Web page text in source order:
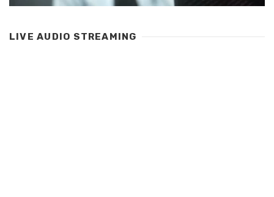
LIVE AUDIO STREAMING